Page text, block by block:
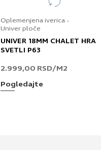
Oplemenjena iverica -
Univer ploče
UNIVER 18MM CHALET
SVETLI P63
2.999,00 RSD/M2
Pogledajte